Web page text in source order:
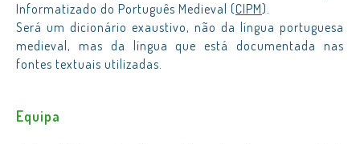
Informatizado do Português Medieval (CIPM).
Será um dicionário exaustivo, não da língua portuguesa
medieval, mas da língua que está documentada nas
fontes textuais utilizadas.
Equipa